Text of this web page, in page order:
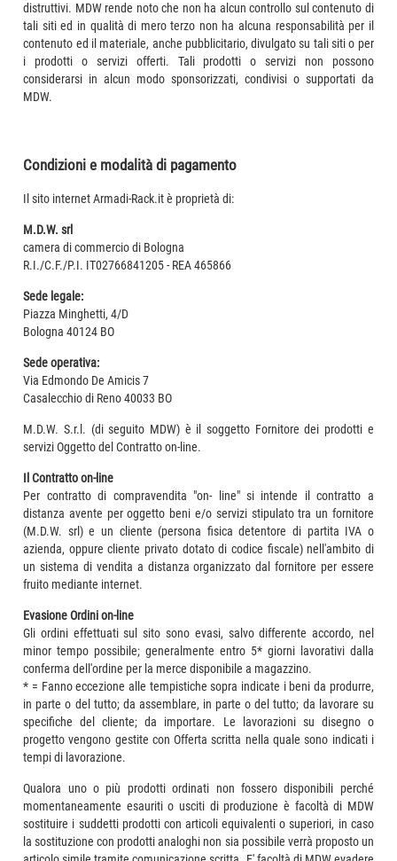
distruttivi. MDW rende noto che non ha alcun controllo sul contenuto di
tali siti ed in qualità di mero terzo non ha alcuna responsabilità per il
contenuto ed il materiale, anche pubblicitario, divulgato su tali siti o per
i prodotti o servizi offerti. Tali prodotti o servizi non possono
considerarsi in alcun modo sponsorizzati, condivisi o supportati da
MDW.
Condizioni e modalità di pagamento
Il sito internet Armadi-Rack.it è proprietà di:
M.D.W. srl
camera di commercio di Bologna
R.I./C.F./P.I. IT02766841205 - REA 465866
Sede legale:
Piazza Minghetti, 4/D
Bologna 40124 BO
Sede operativa:
Via Edmondo De Amicis 7
Casalecchio di Reno 40033 BO
M.D.W. S.r.l. (di seguito MDW) è il soggetto Fornitore dei prodotti e
servizi Oggetto del Contratto on-line.
Il Contratto on-line
Per contratto di compravendita "on- line" si intende il contratto a
distanza avente per oggetto beni e/o servizi stipulato tra un fornitore
(M.D.W. srl) e un cliente (persona fisica detentore di partita IVA o
azienda, oppure cliente privato dotato di codice fiscale) nell'ambito di
un sistema di vendita a distanza organizzato dal fornitore per essere
fruito mediante internet.
Evasione Ordini on-line
Gli ordini effettuati sul sito sono evasi, salvo differente accordo, nel
minor tempo possibile; generalmente entro 5* giorni lavorativi dalla
conferma dell'ordine per la merce disponibile a magazzino.
* = Fanno eccezione alle tempistiche sopra indicate i beni da produrre,
in parte o del tutto; da assemblare, in parte o del tutto; da lavorare su
specifiche del cliente; da importare. Le lavorazioni su disegno o
progetto vengono gestite con Offerta scritta nella quale sono indicati i
tempi di lavorazione.
Qualora uno o più prodotti ordinati non fossero disponibili perché
momentaneamente esauriti o usciti di produzione è facoltà di MDW
sostituire i suddetti prodotti con articoli equivalenti o superiori, in caso
la sostituzione con prodotti analoghi non sia possibile verrà proposto un